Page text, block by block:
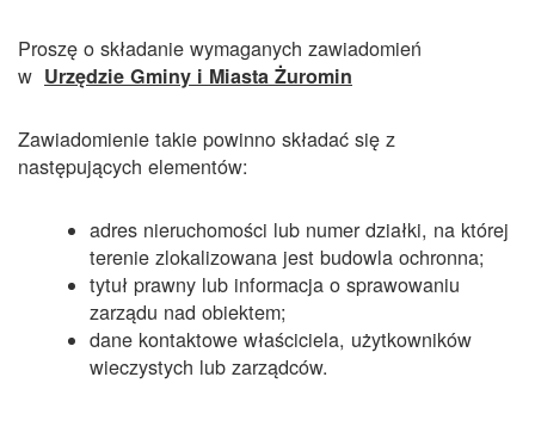
Proszę o składanie wymaganych zawiadomień
w Urzędzie Gminy i Miasta Żuromin
Zawiadomienie takie powinno składać się z
następujących elementów:
adres nieruchomości lub numer działki, na której
terenie zlokalizowana jest budowla ochronna;
tytuł prawny lub informacja o sprawowaniu
zarządu nad obiektem;
dane kontaktowe właściciela, użytkowników
wieczystych lub zarządców.